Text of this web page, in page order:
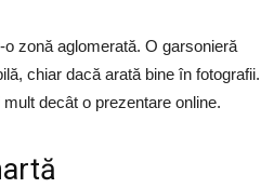
zonă aglomerată. O garsonieră
chiar dacă arată bine în fotografii.
decât o prezentare online.